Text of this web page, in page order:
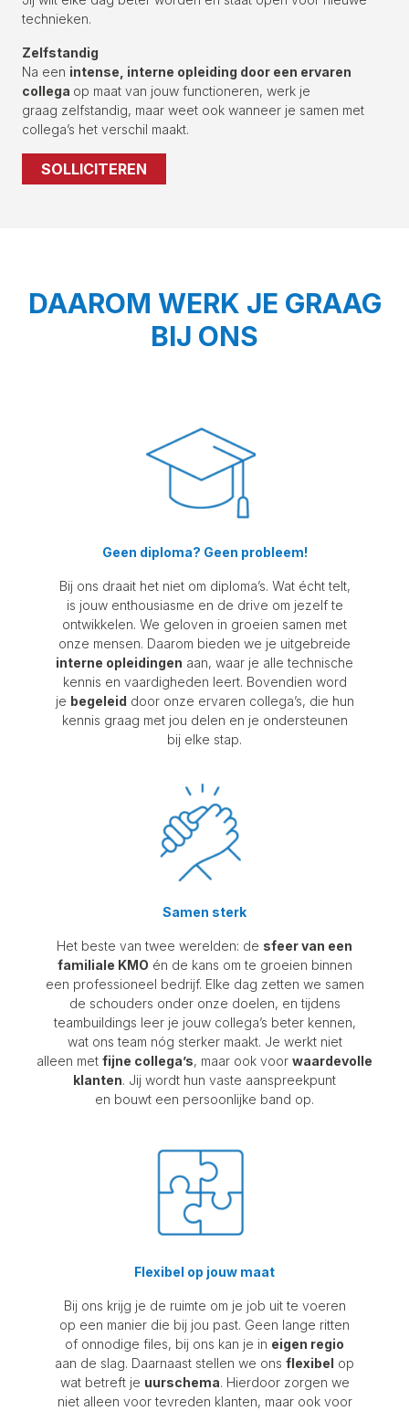
technieken.
Zelfstandig
Na een intense, interne opleiding door een ervaren
collega op maat van jouw functioneren, werk je
graag zelfstandig, maar weet ook wanneer je samen met
collega’s het verschil maakt.
SOLLICITEREN
DAAROM WERK JE GRAAG
BIJ ONS
Geen diploma? Geen probleem!
Bij ons draait het niet om diploma’s. Wat écht telt,
is jouw enthousiasme en de drive om jezelf te
ontwikkelen. We geloven in groeien samen met
onze mensen. Daarom bieden we je uitgebreide
interne opleidingen aan, waar je alle technische
kennis en vaardigheden leert. Bovendien word
je begeleid door onze ervaren collega’s, die hun
kennis graag met jou delen en je ondersteunen
bij elke stap.
Samen sterk
Het beste van twee werelden: de sfeer van een
familiale KMO én de kans om te groeien binnen
een professioneel bedrijf. Elke dag zetten we samen
de schouders onder onze doelen, en tijdens
teambuildings leer je jouw collega’s beter kennen,
wat ons team nóg sterker maakt. Je werkt niet
alleen met fijne collega’s, maar ook voor waardevolle
klanten. Jij wordt hun vaste aanspreekpunt
en bouwt een persoonlijke band op.
Flexibel op jouw maat
Bij ons krijg je de ruimte om je job uit te voeren
op een manier die bij jou past. Geen lange ritten
of onnodige files, bij ons kan je in eigen regio
aan de slag. Daarnaast stellen we ons flexibel op
wat betreft je uurschema. Hierdoor zorgen we
niet alleen voor tevreden klanten, maar ook voor